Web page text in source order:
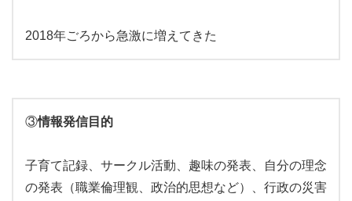
2018年ごろから急激に増えてきた
③情報発信目的
子育て記録、サークル活動、趣味の発表、自分の理念
の発表（職業倫理観、政治的思想など）、行政の災害